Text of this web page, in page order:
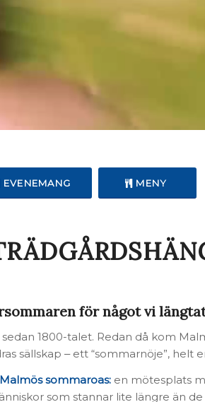
EVENEMANG MENY
för något vi
1800-talet. Redan då kom
sällskap ‒ ett “sommarnöje”, helt
sommaroas: en mötesplats
som stannar lite längre än